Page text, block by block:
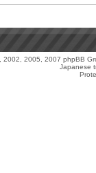
2002, 2005, 2007 phpBB
Japanese